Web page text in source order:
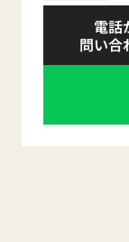
電話
問い合